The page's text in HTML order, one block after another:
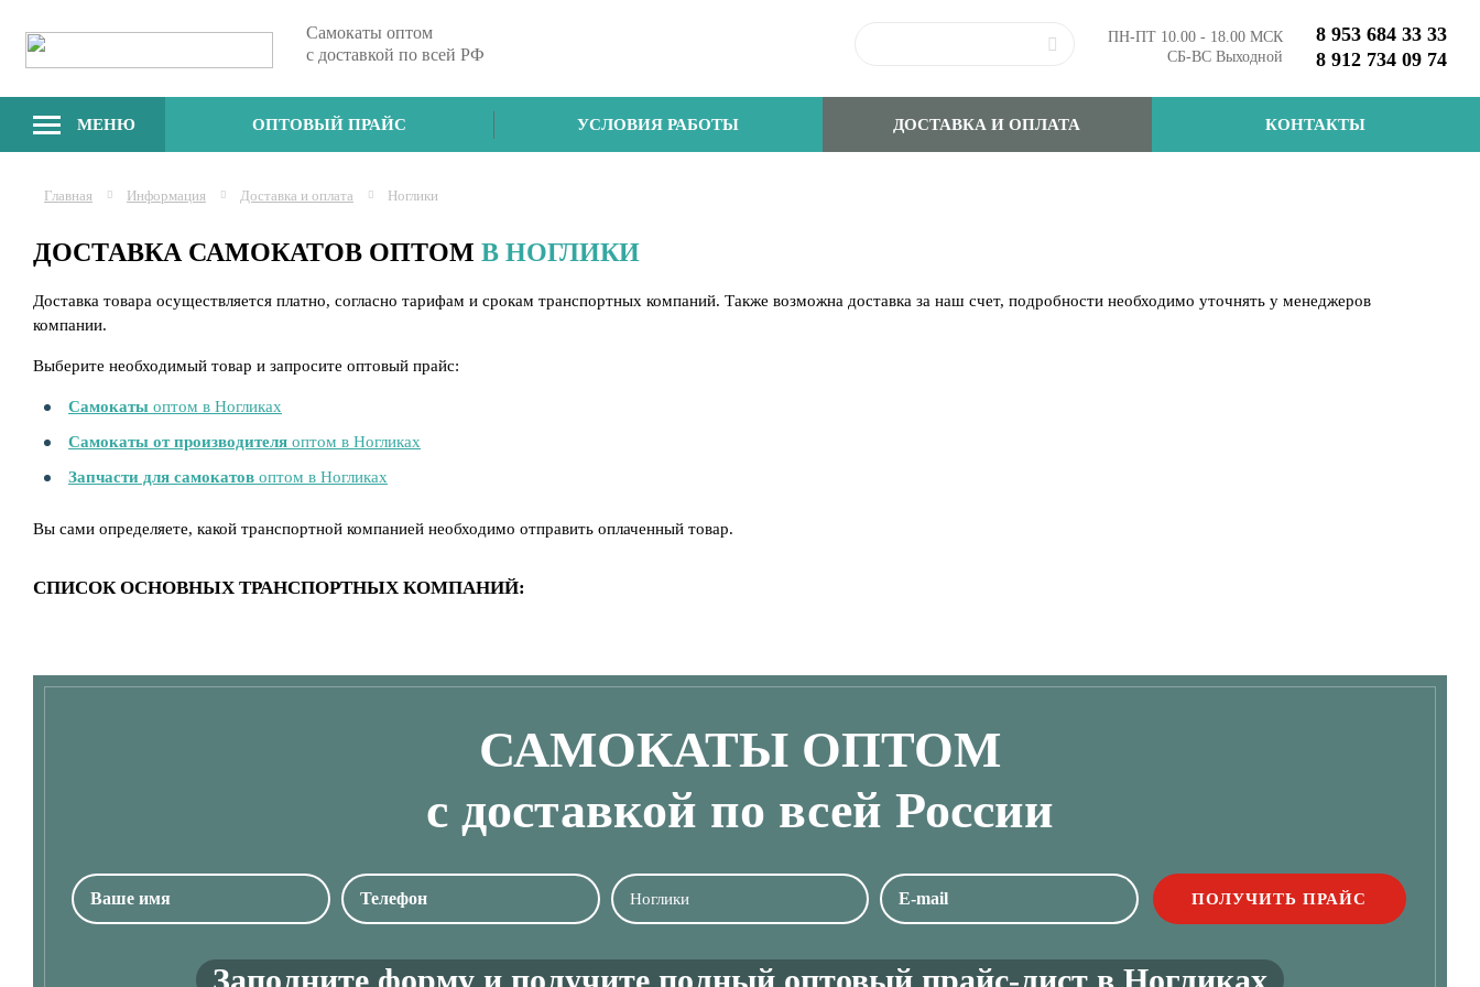
Самокаты оптом
с доставкой по всей РФ
ПН-ПТ 10.00 - 18.00 МСК
СБ-ВС Выходной
8 953 684 33 33
8 912 734 09 74
МЕНЮ ОПТОВЫЙ ПРАЙС УСЛОВИЯ РАБОТЫ ДОСТАВКА И ОПЛАТА КОНТАКТЫ
Главная Информация Доставка и оплата Ноглики
ДОСТАВКА САМОКАТОВ ОПТОМ В НОГЛИКИ
Доставка товара осуществляется платно, согласно тарифам и срокам транспортных компаний. Также возможна доставка за наш счет, подробности необходимо уточнять у менеджеров
компании.
Выберите необходимый товар и запросите оптовый прайс:
Самокаты оптом в Ногликах
Самокаты от производителя оптом в Ногликах
Запчасти для самокатов оптом в Ногликах
Вы сами определяете, какой транспортной компанией необходимо отправить оплаченный товар.
СПИСОК ОСНОВНЫХ ТРАНСПОРТНЫХ КОМПАНИЙ:
САМОКАТЫ ОПТОМ
с доставкой по всей России